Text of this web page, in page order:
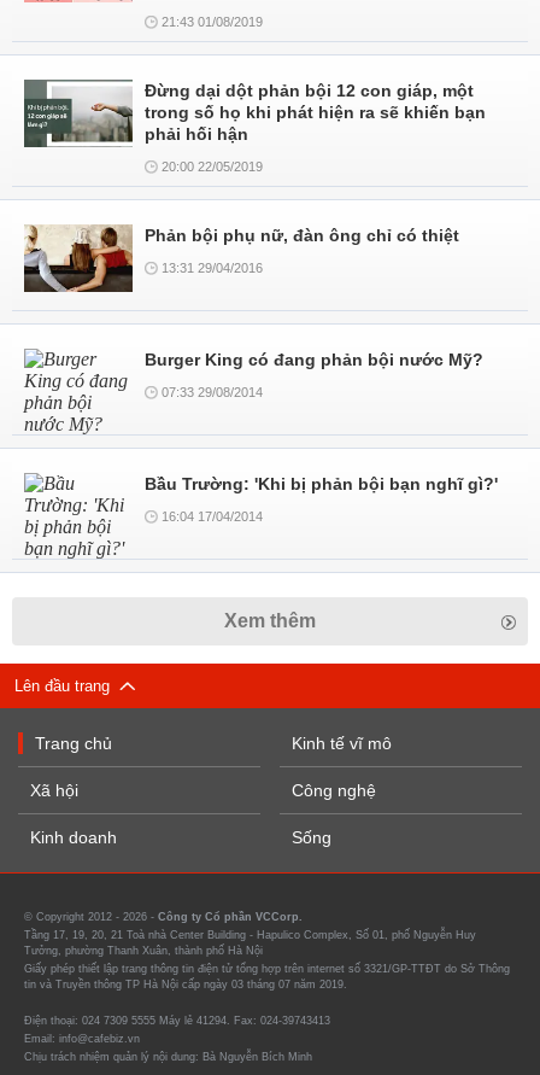
21:43 01/08/2019
Đừng dại dột phản bội 12 con giáp, một
trong số họ khi phát hiện ra sẽ khiến bạn
phải hối hận
20:00 22/05/2019
Phản bội phụ nữ, đàn ông chỉ có thiệt
13:31 29/04/2016
Burger King có đang phản bội nước Mỹ?
07:33 29/08/2014
Bầu Trường: 'Khi bị phản bội bạn nghĩ gì?'
16:04 17/04/2014
Xem thêm
Lên đầu trang
Trang chủ
Xã hội
Kinh doanh
Kinh tế vĩ mô
Công nghệ
Sống
© Copyright 2012 - 2026 - Công ty Cổ phần VCCorp.
Tầng 17, 19, 20, 21 Toà nhà Center Building - Hapulico Complex, Số 01, phố Nguyễn Huy
Tưởng, phường Thanh Xuân, thành phố Hà Nội
Giấy phép thiết lập trang thông tin điện tử tổng hợp trên internet số 3321/GP-TTĐT do Sở Thông
tin và Truyền thông TP Hà Nội cấp ngày 03 tháng 07 năm 2019.
Điện thoại: 024 7309 5555 Máy lẻ 41294. Fax: 024-39743413
Email: info@cafebiz.vn
Chịu trách nhiệm quản lý nội dung: Bà Nguyễn Bích Minh